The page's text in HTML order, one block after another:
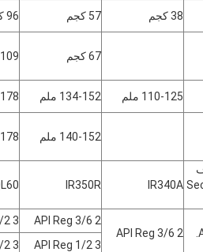
38 كجم 57 كجم 96 كجم
67 كجم 109 كجم
110-125 ملم 134-152 ملم 156-
140-152 ملم 165-
34
IR340A
IR350R
2 3/6 API Reg
2 3/6 API Reg
3 1/2 API Reg
3 1/2 API Reg
3 1/2 API IF